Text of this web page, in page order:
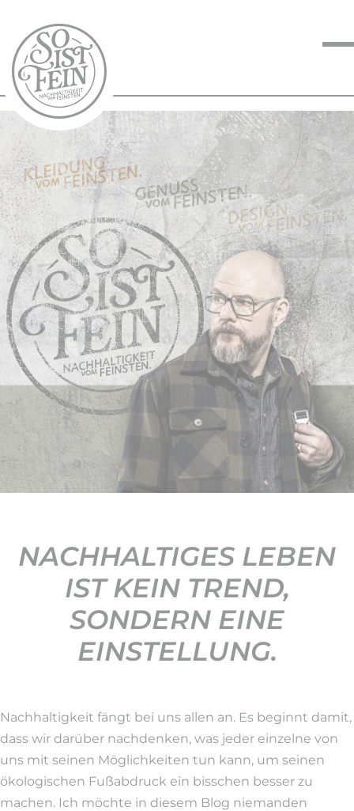
NACHHALTIGKEIT
VOM FEINSTEN
KOCHEN VOM
FEINSTEN
BLOG
KONTAKT
NACHHALTIGES LEBEN
IST KEIN TREND,
SONDERN EINE
EINSTELLUNG.
Nachhaltigkeit fängt bei uns allen an. Es beginnt damit,
dass wir darüber nachdenken, was jeder einzelne von
uns mit seinen Möglichkeiten tun kann, um seinen
ökologischen Fußabdruck ein bisschen besser zu
machen. Ich möchte in diesem Blog niemanden